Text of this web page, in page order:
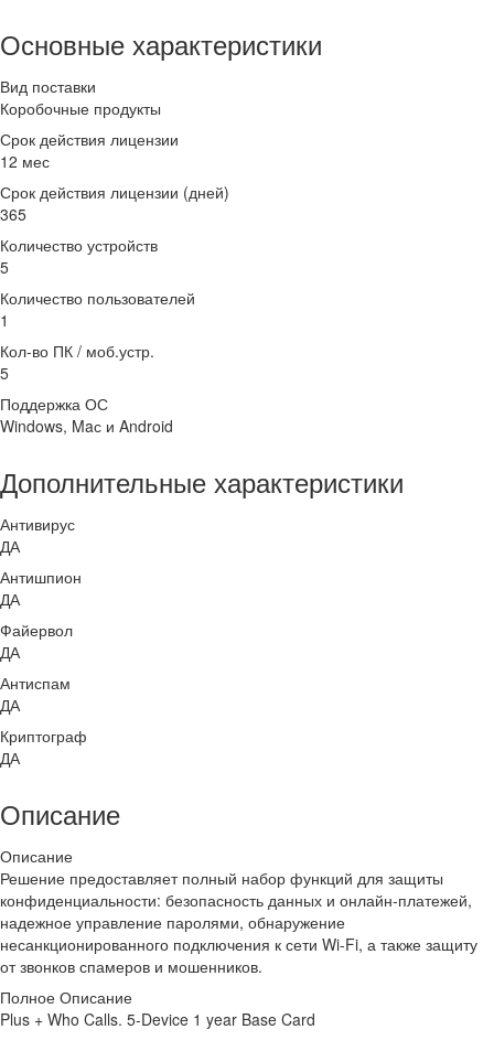
Основные характеристики
Вид поставки
Коробочные продукты
Срок действия лицензии
12 мес
Срок действия лицензии (дней)
365
Количество устройств
5
Количество пользователей
1
Кол-во ПК / моб.устр.
5
Поддержка ОС
Windows, Maс и Android
Дополнительные характеристики
Антивирус
ДА
Антишпион
ДА
Файервол
ДА
Антиспам
ДА
Криптограф
ДА
Описание
Описание
Решение предоставляет полный набор функций для защиты
конфиденциальности: безопасность данных и онлайн-платежей,
надежное управление паролями, обнаружение
несанкционированного подключения к сети Wi-Fi, а также защиту
от звонков спамеров и мошенников.
Полное Описание
Plus + Who Calls. 5-Device 1 year Base Card